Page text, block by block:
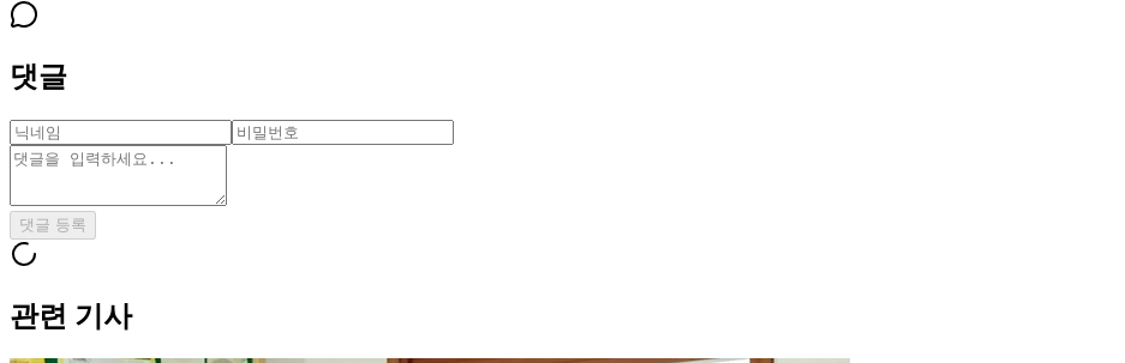
댓글
댓글 등록
관련 기사